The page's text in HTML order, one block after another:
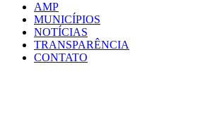
AMP
MUNICÍPIOS
NOTÍCIAS
TRANSPARÊNCIA
CONTATO